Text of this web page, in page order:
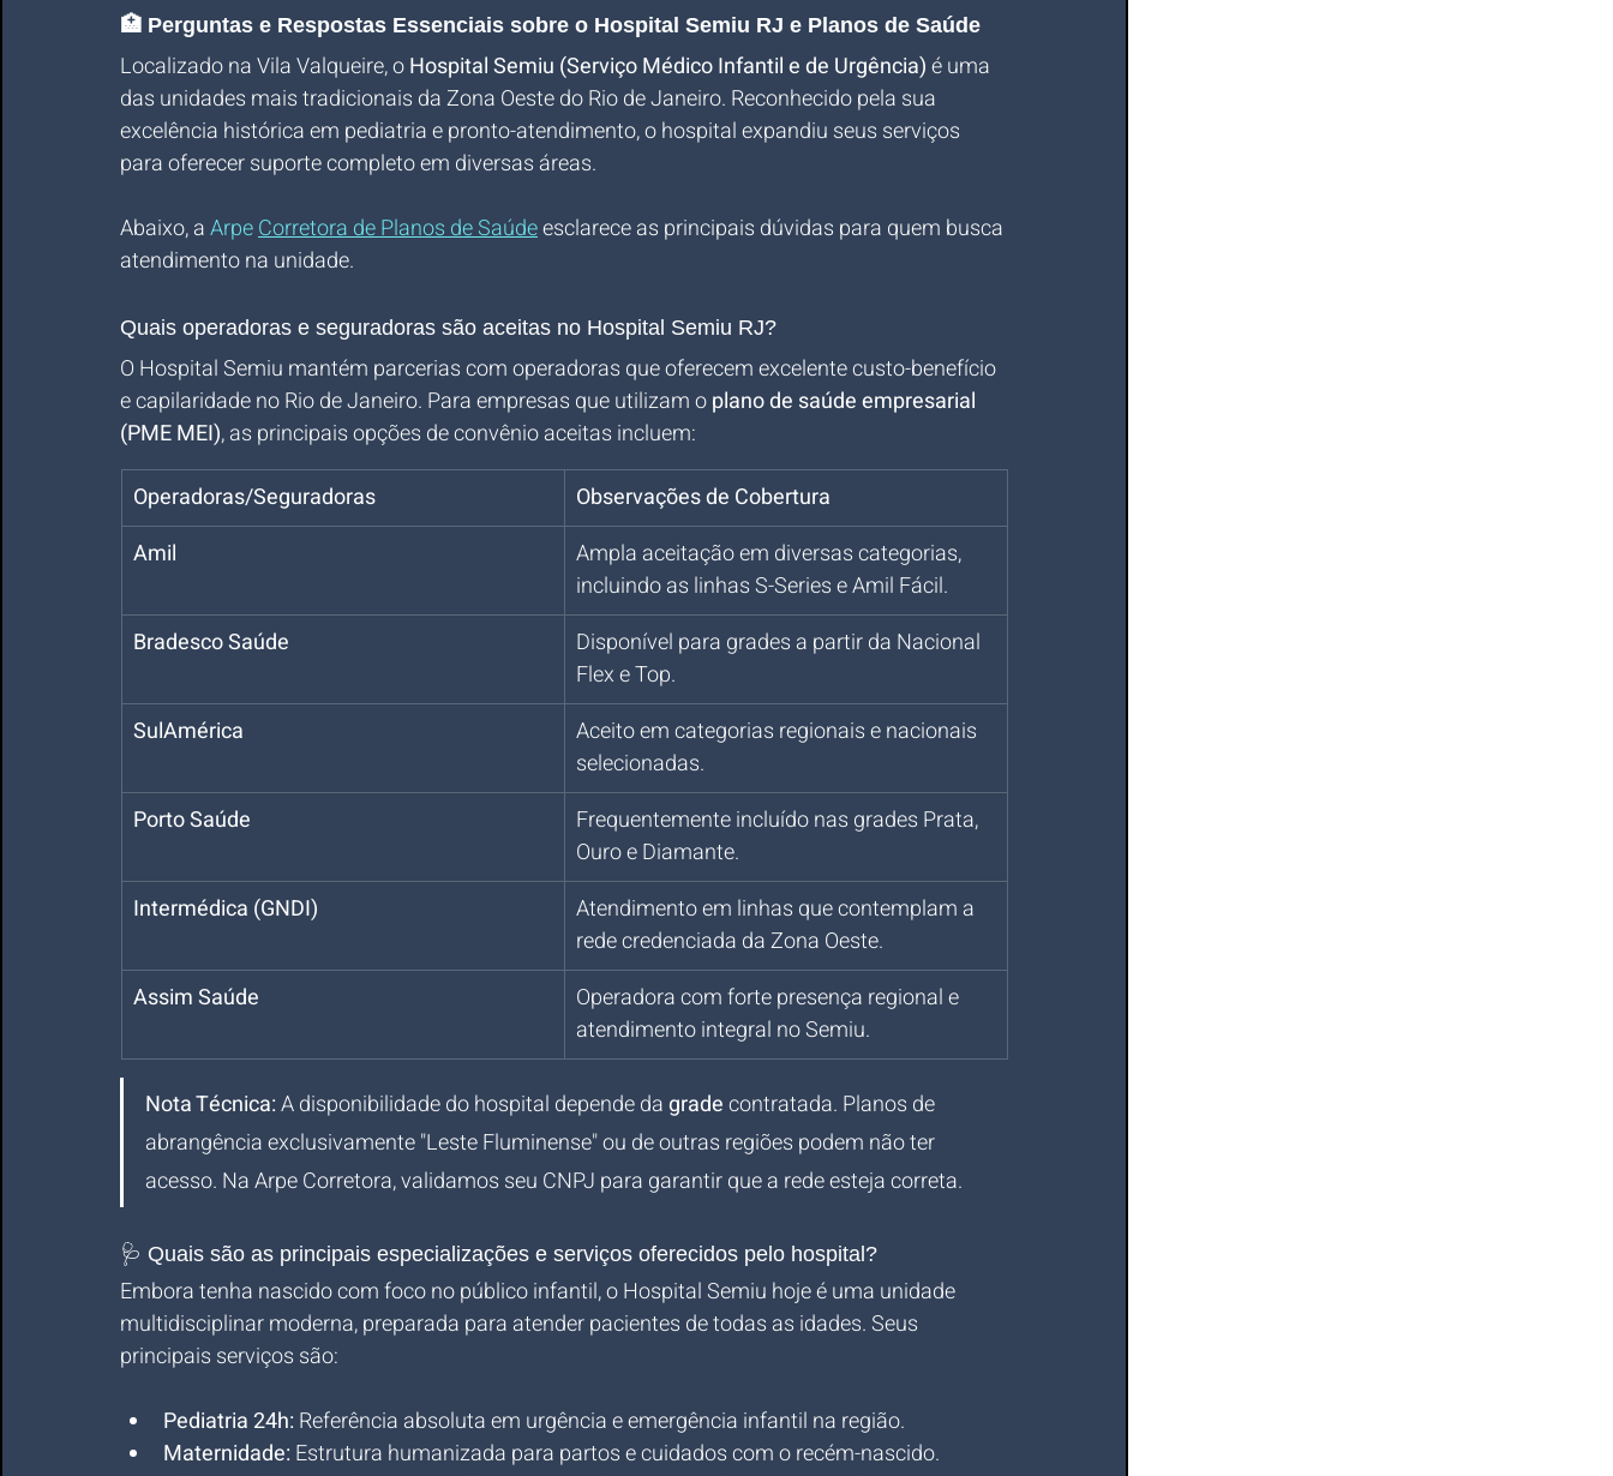
🏥 Perguntas e Respostas Essenciais sobre o Hospital Semiu RJ e Planos de Saúde
Localizado na Vila Valqueire, o Hospital Semiu (Serviço Médico Infantil e de Urgência) é uma
das unidades mais tradicionais da Zona Oeste do Rio de Janeiro. Reconhecido pela sua
excelência histórica em pediatria e pronto-atendimento, o hospital expandiu seus serviços
para oferecer suporte completo em diversas áreas.
Abaixo, a Arpe Corretora de Planos de Saúdeesclarece as principais dúvidas para quem busca
atendimento na unidade.
Quais operadoras e seguradoras são aceitas no Hospital Semiu RJ?
O Hospital Semiu mantém parcerias com operadoras que oferecem excelente custo-benefício
e capilaridade no Rio de Janeiro. Para empresas que utilizam o plano de saúde empresarial
(PME MEI), as principais opções de convênio aceitas incluem:
Operadoras/Seguradoras
Observações de Cobertura
Amil
Ampla aceitação em diversas categorias,
incluindo as linhas S-Series e Amil Fácil.
Bradesco Saúde
Disponível para grades a partir da Nacional
Flex e Top.
SulAmérica
Aceito em categorias regionais e nacionais
selecionadas.
Porto Saúde
Frequentemente incluído nas grades Prata,
Ouro e Diamante.
Intermédica (GNDI)
Atendimento em linhas que contemplam a
rede credenciada da Zona Oeste.
Assim Saúde
Operadora com forte presença regional e
atendimento integral no Semiu.
Nota Técnica: A disponibilidade do hospital depende da grade contratada. Planos de
abrangência exclusivamente "Leste Fluminense" ou de outras regiões podem não ter
acesso. Na Arpe Corretora, validamos seu CNPJ para garantir que a rede esteja correta.
🩺 Quais são as principais especializações e serviços oferecidos pelo hospital?
Embora tenha nascido com foco no público infantil, o Hospital Semiu hoje é uma unidade
multidisciplinar moderna, preparada para atender pacientes de todas as idades. Seus
principais serviços são:
Pediatria 24h: Referência absoluta em urgência e emergência infantil na região.
Maternidade: Estrutura humanizada para partos e cuidados com o recém-nascido.